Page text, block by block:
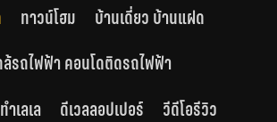
ทาวน์โฮม
บ้านเดี่ยว บ้านแฝด
ล้รถไฟฟ้า คอนโดติดรถไฟฟ้า
เลเล
ดีเวลลอปเปอร์ วีดีโอรีวิว